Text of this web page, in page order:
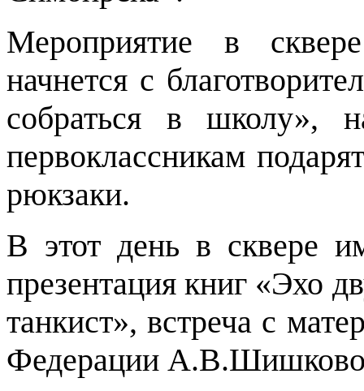
Мероприятие в
начнется с
собраться в школу»,
первоклассникам
рюкзаки.
В этот день в сквере
презентация книг «Эхо
танкист», встреча с
Федерации